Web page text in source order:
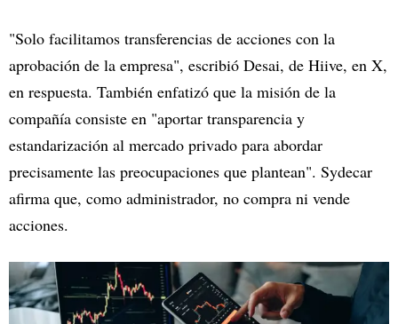
"Solo facilitamos transferencias de acciones con la
aprobación de la empresa", escribió Desai, de Hiive, en X,
en respuesta. También enfatizó que la misión de la
compañía consiste en "aportar transparencia y
estandarización al mercado privado para abordar
precisamente las preocupaciones que plantean". Sydecar
afirma que, como administrador, no compra ni vende
acciones.